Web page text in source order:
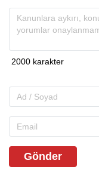
Gönder